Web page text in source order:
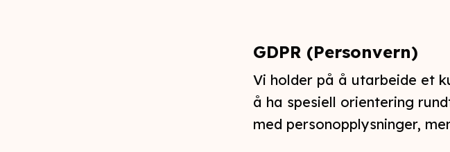
GDPR (Personvern)
Vi holder på å utarbeide et
å ha spesiell orientering
med personopplysninger,